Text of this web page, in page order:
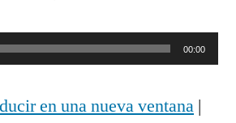
00:00
en una nueva ventana |